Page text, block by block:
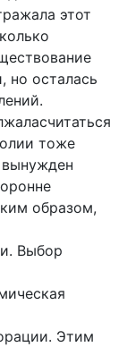
этот
но осталась
тоже
образом,
Выбор
Этим